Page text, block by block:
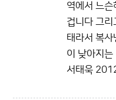
역에서 느
겁니다 그
태라서 복
이 낮아지는
서태욱